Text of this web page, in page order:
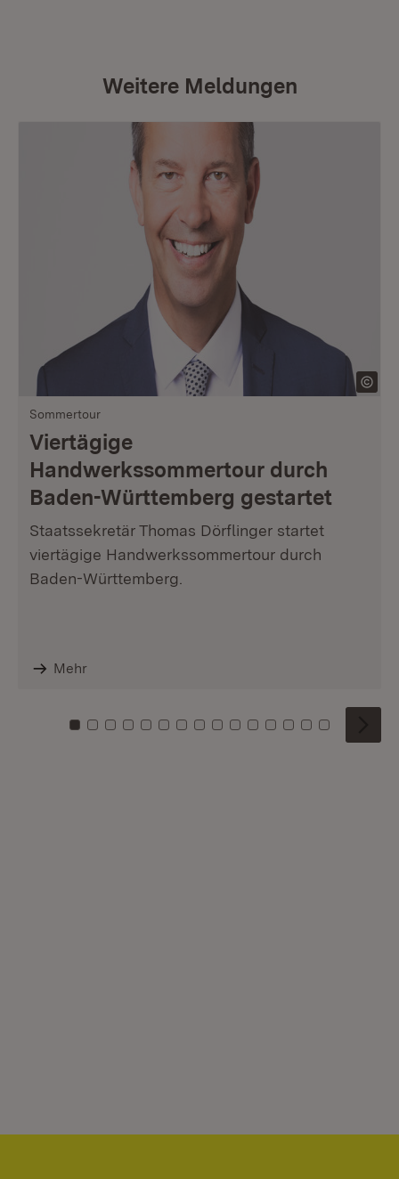
Weitere Meldungen
Sommertour
Viertägige
Handwerkssommertour durch
Baden-Württemberg gestartet
Staatssekretär Thomas Dörflinger startet
viertägige Handwerkssommertour durch
Baden-Württemberg.
Mehr
Zu Kachel: 0
Zu Kachel: 1
Zu Kachel: 2
Zu Kachel: 3
Zu Kachel: 4
Zu Kachel: 5
Zu Kachel: 6
Zu Kachel: 7
Zu Kachel: 8
Zu Kachel: 9
Zu Kachel: 10
Zu Kachel: 11
Zu Kachel: 12
Zu Kachel:
Zu